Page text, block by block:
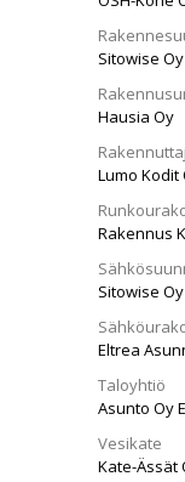
Sitowise Oy
Hausia Oy
Lumo Kodit
Rakennus
Sitowise Oy
Eltrea
Taloyhtiö
Asunto Oy
Vesikate
Kate-Ässät